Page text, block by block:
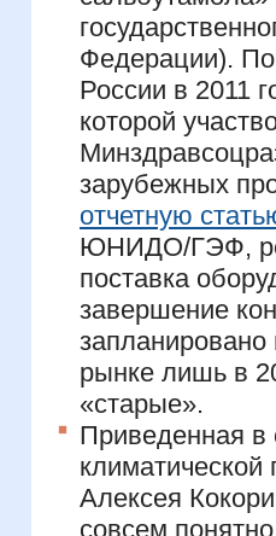
Федерации). По
России в 2011
которой
зарубежных
отчетную
ЮНИДО/ГЭФ,
поставка
завершение
запланировано
рынке лишь в
«старые».
Приведенная в
Алексея
совсем